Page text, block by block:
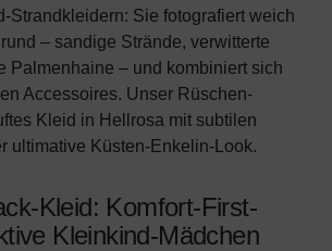
Strandkleidern: Sie fotografiert weich
– sandige Strände, verwitterte
Palmenhaine – und kombiniert sich
Accessoires. Unser Rüschen-
Kleid in Hellrosa mit subtilen
ultimative Küsten-Enkelin-Look.
Kleid: Komfort-First-
Kleinkind-Mädchen